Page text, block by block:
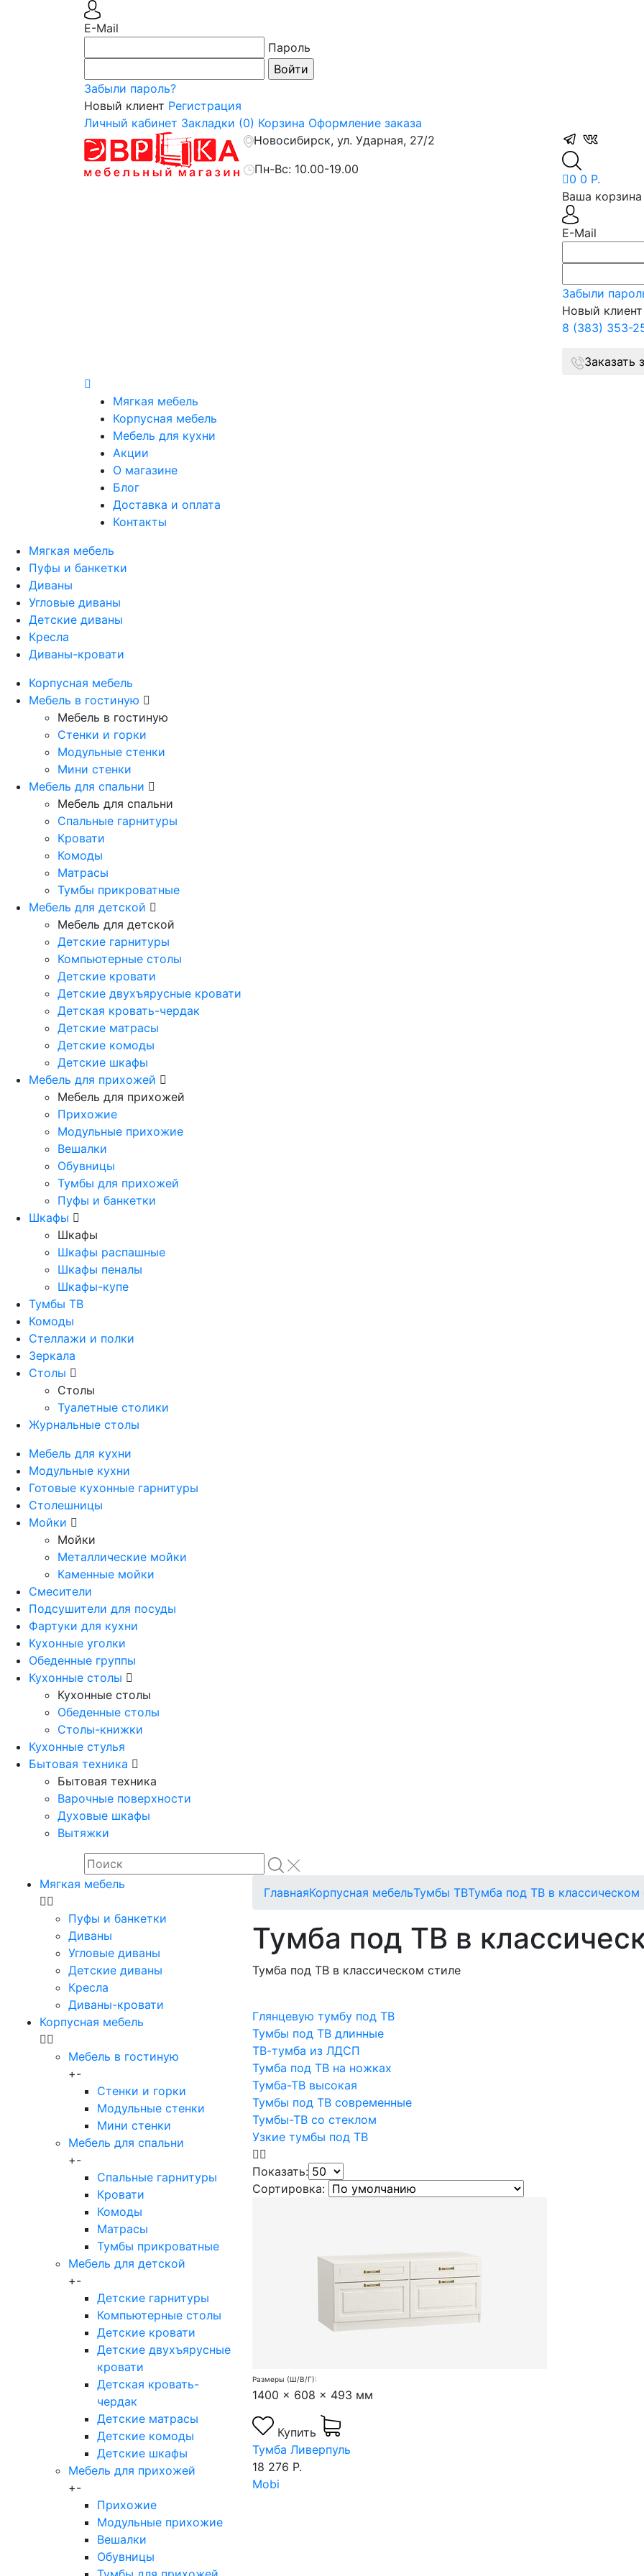
E-Mail
Пароль
Забыли пароль?
Новый клиент Регистрация
Личный кабинет Закладки (0) Корзина Оформление заказа
Новосибирск, ул. Ударная, 27/2
Пн-Вс: 10.00-19.00
0 0 Р.
Ваша корзина
E-Mail
Забыли
Новый клиент
8 (383) 353-
Заказать
Мягкая мебель
Корпусная мебель
Мебель для кухни
Акции
О магазине
Блог
Доставка и оплата
Контакты
Мягкая мебель
Пуфы и банкетки
Диваны
Угловые диваны
Детские диваны
Кресла
Диваны-кровати
Корпусная мебель
Мебель в гостиную
Мебель в гостиную
Стенки и горки
Модульные стенки
Мини стенки
Мебель для спальни
Мебель для спальни
Спальные гарнитуры
Кровати
Комоды
Матрасы
Тумбы прикроватные
Мебель для детской
Мебель для детской
Детские гарнитуры
Компьютерные столы
Детские кровати
Детские двухъярусные кровати
Детская кровать-чердак
Детские матрасы
Детские комоды
Детские шкафы
Мебель для прихожей
Мебель для прихожей
Прихожие
Модульные прихожие
Вешалки
Обувницы
Тумбы для прихожей
Пуфы и банкетки
Шкафы
Шкафы
Шкафы распашные
Шкафы пеналы
Шкафы-купе
Тумбы ТВ
Комоды
Стеллажи и полки
Зеркала
Столы
Столы
Туалетные столики
Журнальные столы
Мебель для кухни
Модульные кухни
Готовые кухонные гарнитуры
Столешницы
Мойки
Мойки
Металлические мойки
Каменные мойки
Смесители
Подсушители для посуды
Фартуки для кухни
Кухонные уголки
Обеденные группы
Кухонные столы
Кухонные столы
Обеденные столы
Столы-книжки
Кухонные стулья
Бытовая техника
Бытовая техника
Варочные поверхности
Духовые шкафы
Вытяжки
Мягкая мебель
Пуфы и банкетки
Диваны
Угловые диваны
Детские диваны
Кресла
Диваны-кровати
Корпусная мебель
Мебель в гостиную
+-
Стенки и горки
Модульные стенки
Мини стенки
Мебель для спальни
+-
Спальные гарнитуры
Кровати
Комоды
Матрасы
Тумбы прикроватные
Мебель для детской
+-
Детские гарнитуры
Компьютерные столы
Детские кровати
Детские двухъярусные
кровати
Детская кровать-
чердак
Детские матрасы
Детские комоды
Детские шкафы
Мебель для прихожей
+-
Прихожие
Модульные прихожие
Вешалки
Обувницы
ГлавнаяКорпусная мебельТумбы ТВТумба под ТВ в классическом
Тумба под ТВ в
Тумба под ТВ в классическом стиле
Глянцевую тумбу под ТВ
Тумбы под ТВ длинные
ТВ-тумба из ЛДСП
Тумба под ТВ на ножках
Тумба-ТВ высокая
Тумбы под ТВ современные
Тумбы-ТВ со стеклом
Узкие тумбы под ТВ
Показать:
Сортировка:
Размеры (Ш/В/Г):
1400 x 608 x 493 мм
Купить
Тумба Ливерпуль
18 276 Р.
Mobi